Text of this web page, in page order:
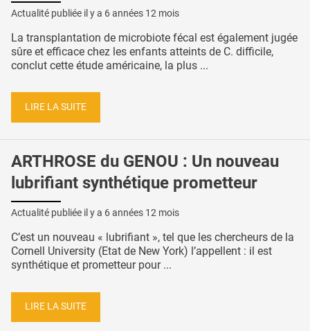
Actualité publiée il y a 6 années 12 mois
La transplantation de microbiote fécal est également jugée
sûre et efficace chez les enfants atteints de C. difficile,
conclut cette étude américaine, la plus ...
LIRE LA SUITE
ARTHROSE du GENOU : Un nouveau
lubrifiant synthétique prometteur
Actualité publiée il y a 6 années 12 mois
C’est un nouveau « lubrifiant », tel que les chercheurs de la
Cornell University (Etat de New York) l’appellent : il est
synthétique et prometteur pour ...
LIRE LA SUITE